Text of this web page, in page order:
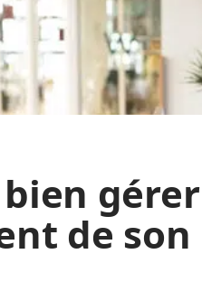
gérer
de son